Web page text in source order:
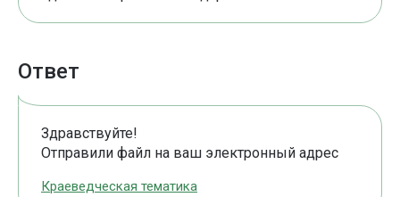
Ответ
Здравствуйте!
Отправили файл на ваш электронный адрес
Краеведческая тематика